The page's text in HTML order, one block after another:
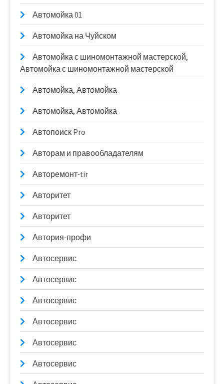
Автомойка 01
Автомойка на Чуйском
Автомойка с шиномонтажной мастерской,
Автомойка с шиномонтажной мастерской
Автомойка, Автомойка
Автомойка, Автомойка
Автопоиск Pro
Авторам и правообладателям
Авторемонт-tir
Авторитет
Авторитет
Автория-профи
Автосервис
Автосервис
Автосервис
Автосервис
Автосервис
Автосервис